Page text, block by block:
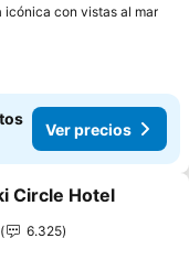
icónica con vistas al mar
Ver precios
favoritos
Circle Hotel
6.325